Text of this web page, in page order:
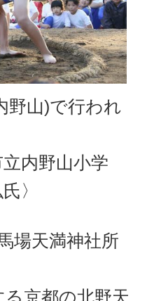
野山)で行われ
立内野山小学
〉
場天満神社所
京都の北野天